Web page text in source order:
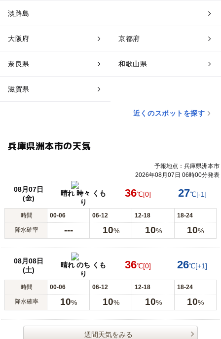
淡路島
大阪府 京都府
奈良県 和歌山県
滋賀県
近くのスポットを探す
兵庫県洲本市の天気
予報地点：兵庫県洲本市
2026年08月07日 06時00分発表
08月07日
(金)
晴れ 時々 くも
り
36℃[0] 27℃[-1]
時間 00-06 06-12 12-18 18-24
降水確率 --- 10% 10% 10%
08月08日
(土)
晴れ のち くも
り
36℃[0] 26℃[+1]
時間 00-06 06-12 12-18 18-24
降水確率 10% 10% 10% 10%
週間天気をみる